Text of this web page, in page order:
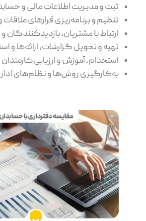
ثبت و مدیریت اطلاعات مالی و
تنظیم و برنامه‌ریزی قرارهای
ارتباط با مشتریان، بازدیدکنندگان
تهیه و تحویل گزارشات، ارائه‌ها و
استخدام، آموزش و ارزیابی
به‌کارگیری روش‌ها و نظام‌های